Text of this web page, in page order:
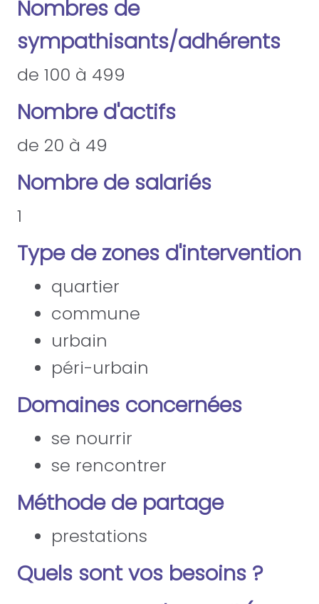
Nombres de
sympathisants/adhérents
de 100 à 499
Nombre d'actifs
de 20 à 49
Nombre de salariés
1
Type de zones d'intervention
quartier
commune
urbain
péri-urbain
Domaines concernées
se nourrir
se rencontrer
Méthode de partage
prestations
Quels sont vos besoins ?